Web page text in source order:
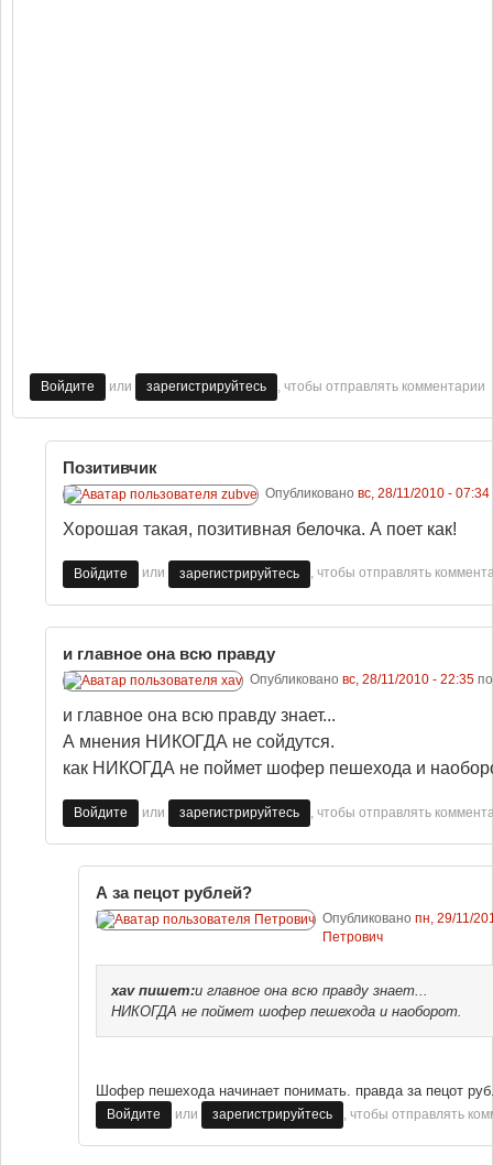
Войдите или зарегистрируйтесь , чтобы отправлять комментарии
Позитивчик
Опубликовано вс, 28/11/2010 - 07:34
Хорошая такая, позитивная белочка. А поет как!
Войдите или зарегистрируйтесь , чтобы отправлять
и главное она всю правду
Опубликовано вс, 28/11/2010 - 22:35
и главное она всю правду знает...
А мнения НИКОГДА не сойдутся.
как НИКОГДА не поймет шофер пешехода и
Войдите или зарегистрируйтесь , чтобы отправлять
А за пецот рублей?
Опубликовано пн, 29/11/
Петрович
xavпишет:и главное она всю правду знает...
НИКОГДА не поймет шофер пешехода и наоборот.
Шофер пешехода начинает понимать. правда за пецот
Войдите или зарегистрируйтесь , чтобы отправлять